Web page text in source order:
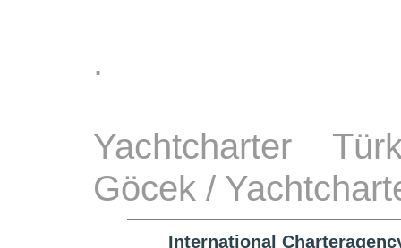
.
Yachtcharter
Göcek /
International